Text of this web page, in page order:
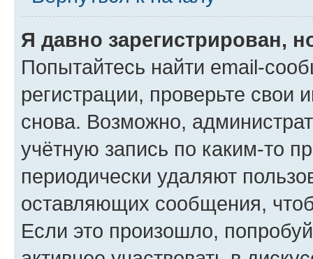
Я давно зарегистрирован,
Попытайтесь найти email-
регистрации, проверьте свои
снова. Возможно,
учётную запись по каким-то
периодически удаляют
оставляющих сообщения,
Если это произошло,